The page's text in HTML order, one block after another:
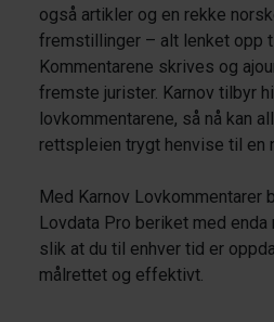
også artikler og en rekke
fremstillinger – alt lenket opp
Kommentarene skrives og
fremste jurister. Karnov tilbyr
lovkommentarene, så nå kan
rettspleien trygt henvise til en
Med Karnov Lovkommentarer
Lovdata Pro beriket med
slik at du til enhver tid er
målrettet og effektivt.